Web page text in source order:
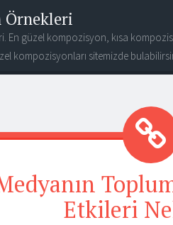
Örnekleri
En güzel kompozisyon, kısa
kompozisyonları sitemizde
Etkileri